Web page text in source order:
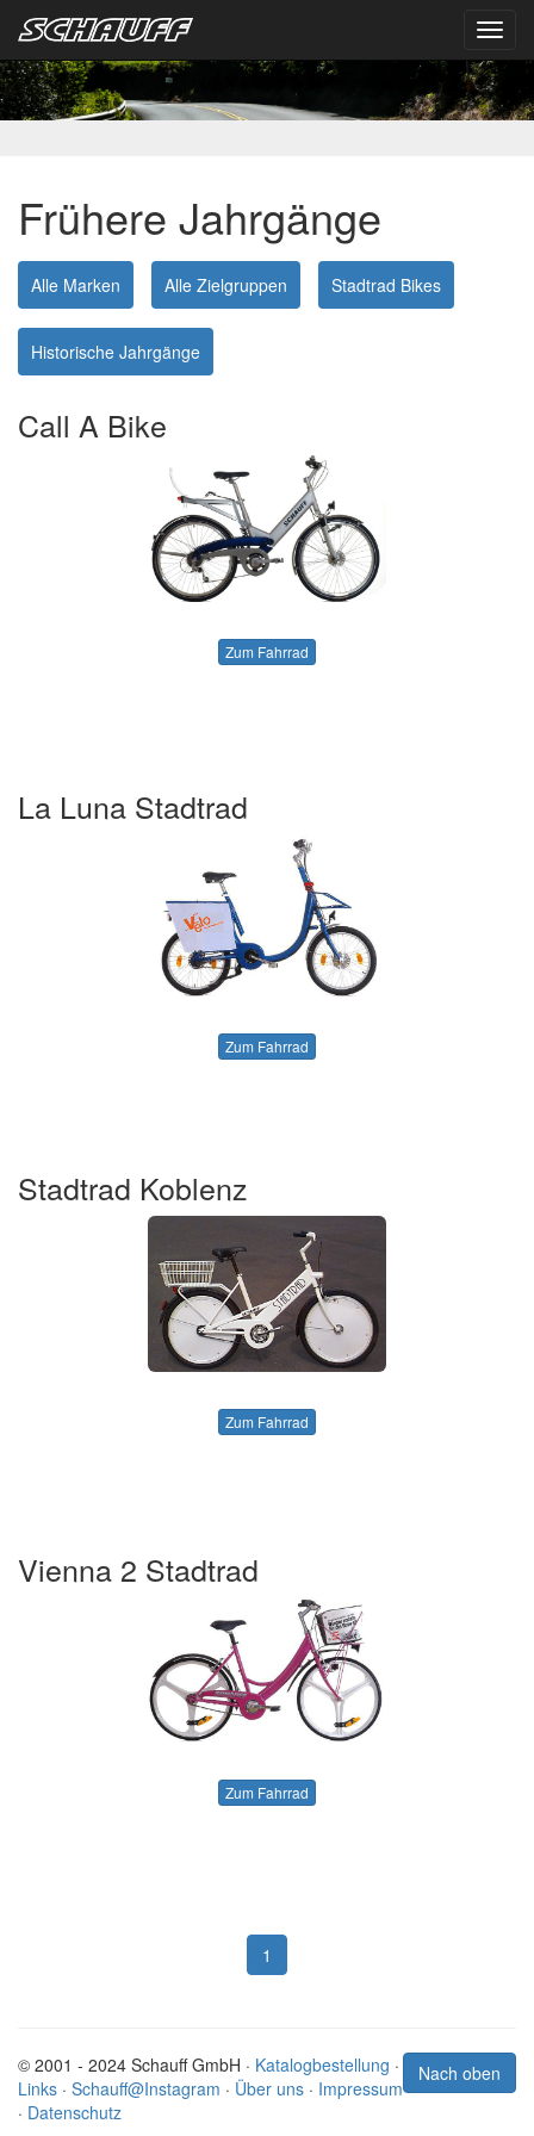
Frühere Jahrgänge
Alle Marken Alle Zielgruppen Stadtrad Bikes
Historische Jahrgänge
Call A Bike
Zum Fahrrad
La Luna Stadtrad
Zum Fahrrad
Stadtrad Koblenz
Zum Fahrrad
Vienna 2 Stadtrad
Zum Fahrrad
1
Nach oben
© 2001 - 2024 Schauff GmbH · Katalogbestellung ·
Links · Schauff@Instagram · Über uns · Impressum
· Datenschutz